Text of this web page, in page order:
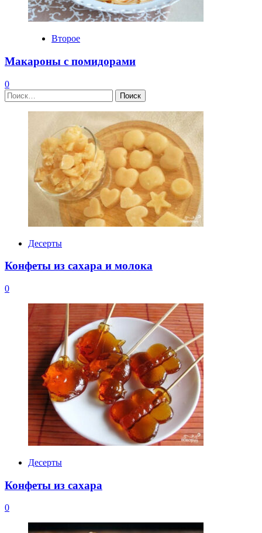
Второе
Макароны с помидорами
0
Найти:
Десерты
Конфеты из сахара и молока
0
Десерты
Конфеты из сахара
0